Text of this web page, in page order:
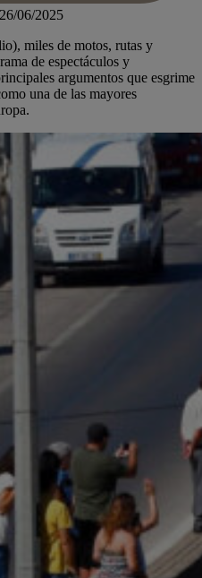
06/2025
miles de motos, rutas y
de espectáculos y
argumentos que esgrime
una de las mayores